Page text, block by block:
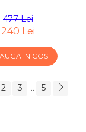
477 Lei
240 Lei
IN COS
2 3 ... 5